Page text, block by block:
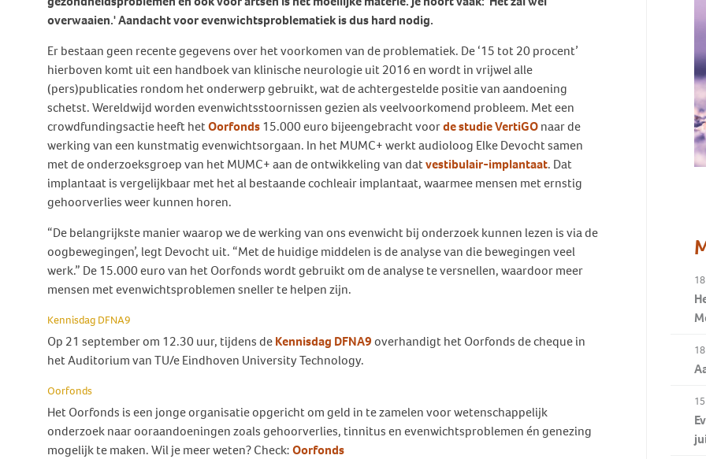
Botverankerd hoorsysteem
(BCD)
Vraagbaak
World Hearing Day
Behandeling Duizeligheid en
Evenwicht
Ervaringsverhalen Duizeligheid
en Evenwicht
Evenwichtsproblemen bij
kinderen
Wat doen wij voor jou?
Vraagbaak
Vrijwilligers
Klachten en geschillen
Vacatures
Adverteren
Contact
overwaaien.' Aandacht voor evenwichtsproblematiek is dus hard nodig.
Er bestaan geen recente gegevens over het voorkomen van de problematiek. De ‘15 tot 20 procent’
hierboven komt uit een handboek van klinische neurologie uit 2016 en wordt in vrijwel alle
(pers)publicaties rondom het onderwerp gebruikt, wat de achtergestelde positie van aandoening
schetst. Wereldwijd worden evenwichtsstoornissen gezien als veelvoorkomend probleem. Met een
crowdfundingsactie heeft hetOorfonds15.000 euro bijeengebracht voorde studie VertiGOnaar de
werking van een kunstmatig evenwichtsorgaan. In het MUMC+ werkt audioloog Elke Devocht samen
met de onderzoeksgroep van het MUMC+ aan de ontwikkeling van datvestibulair-implantaat. Dat
implantaat is vergelijkbaar met het al bestaande cochleair implantaat, waarmee mensen met ernstig
gehoorverlies weer kunnen horen.
“De belangrijkste manier waarop we de werking van ons evenwicht bij onderzoek kunnen lezen is via de
oogbewegingen’, legt Devocht uit. “Met de huidige middelen is de analyse van die bewegingen veel
werk.” De 15.000 euro van het Oorfonds wordt gebruikt om de analyse te versnellen, waardoor meer
mensen met evenwichtsproblemen sneller te helpen zijn.
Kennisdag DFNA9
Op 21 september om 12.30 uur, tijdens deKennisdag DFNA9overhandigt het Oorfonds de cheque in
het Auditorium van TU/e Eindhoven University Technology.
Oorfonds
Het Oorfonds is een jonge organisatie opgericht om geld in te zamelen voor wetenschappelijk
onderzoek naar ooraandoeningen zoals gehoorverlies, tinnitus en evenwichtsproblemen én genezing
mogelijk te maken. Wil je meer weten? Check:Oorfonds